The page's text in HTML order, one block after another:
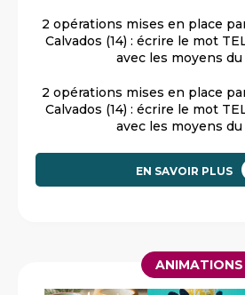
2 opérations mises en place
Calvados (14) : écrire le mot
avec les moyens du
2 opérations mises en place
Calvados (14) : écrire le mot
avec les moyens du
EN SAVOIR PLUS
ANIMATIONS